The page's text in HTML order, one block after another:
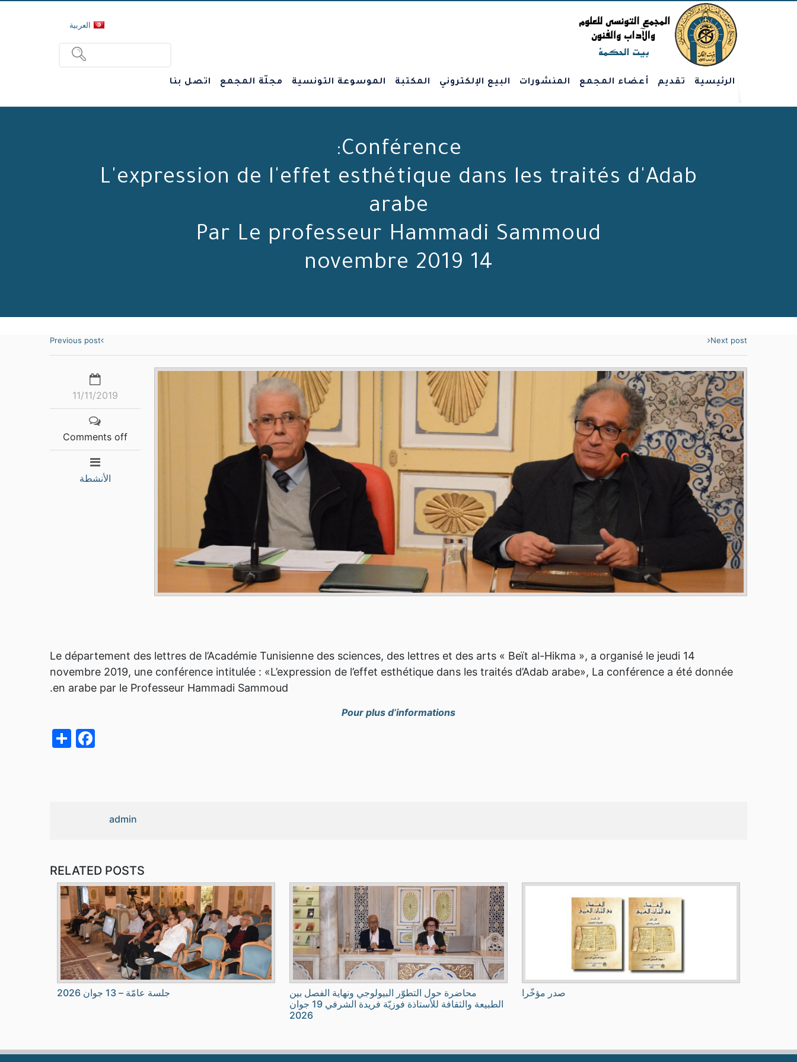
العربية
الرئيسية تقديم أعضاء المجمع المنشورات البيع الإلكتروني المكتبة الموسوعة التونسية مجلّة المجمع اتصل بنا
Conférence:
L'expression de l'effet esthétique dans les traités d'Adab
arabe
Par Le professeur Hammadi Sammoud
14 novembre 2019
Previous post Next post
11/11/2019
Comments off
الأنشطة
Le département des lettres de l’Académie Tunisienne des sciences, des lettres et des arts « Beït al-Hikma », a organisé le jeudi 14
novembre 2019, une conférence intitulée : «L’expression de l’effet esthétique dans les traités d’Adab arabe», La conférence a été donnée
en arabe par le Professeur Hammadi Sammoud.
Pour plus d’informations
admin
RELATED POSTS
صدر مؤخّرا
محاضرة حول التطوّر البيولوجي ونهاية الفصل بين
الطبيعة والثقافة للأستاذة فوزيّة فريدة الشرفي 19 جوان
2026
جلسة عامّة – 13 جوان 2026